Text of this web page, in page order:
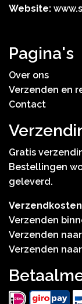
Website:
Pagina's
Over ons
Verzenden en
Contact
Gratis
Bestellingen
geleverd.
Verzendkosten
Verzenden
Verzenden
Verzenden